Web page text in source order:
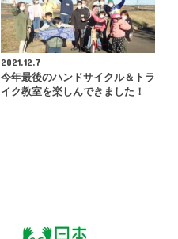
2021.12.7
今年最後のハンドサイクル＆トラ
イク教室を楽しんできました！